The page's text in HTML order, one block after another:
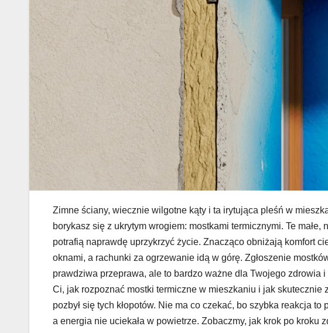
Zimne ściany, wiecznie wilgotne kąty i ta irytująca pleśń w
borykasz się z ukrytym wrogiem: mostkami termicznymi. Te
potrafią naprawdę uprzykrzyć życie. Znacząco obniżają komfort
oknami, a rachunki za ogrzewanie idą w górę. Zgłoszenie
prawdziwa przeprawa, ale to bardzo ważne dla Twojego zdrowia
Ci, jak rozpoznać mostki termiczne w mieszkaniu i jak skutecznie
pozbył się tych kłopotów. Nie ma co czekać, bo szybka reakcja
a energia nie uciekała w powietrze. Zobaczmy, jak krok po kroku